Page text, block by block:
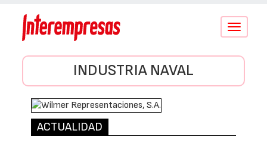
Conmutar
INDUSTRIA NAVAL
ACTUALIDAD